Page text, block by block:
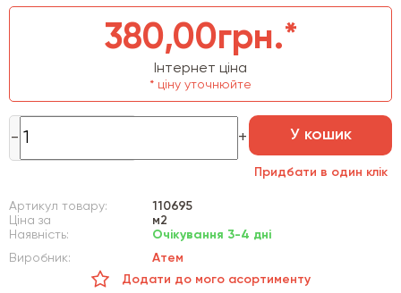
380,00грн.*
Інтернет ціна
* ціну уточнюйте
У кошик
Придбати в один клік
Артикул товару:
110695
Ціна за
м2
Наявність:
Очікування 3-4 дні
Виробник:
Атем
Додати до мого асортименту